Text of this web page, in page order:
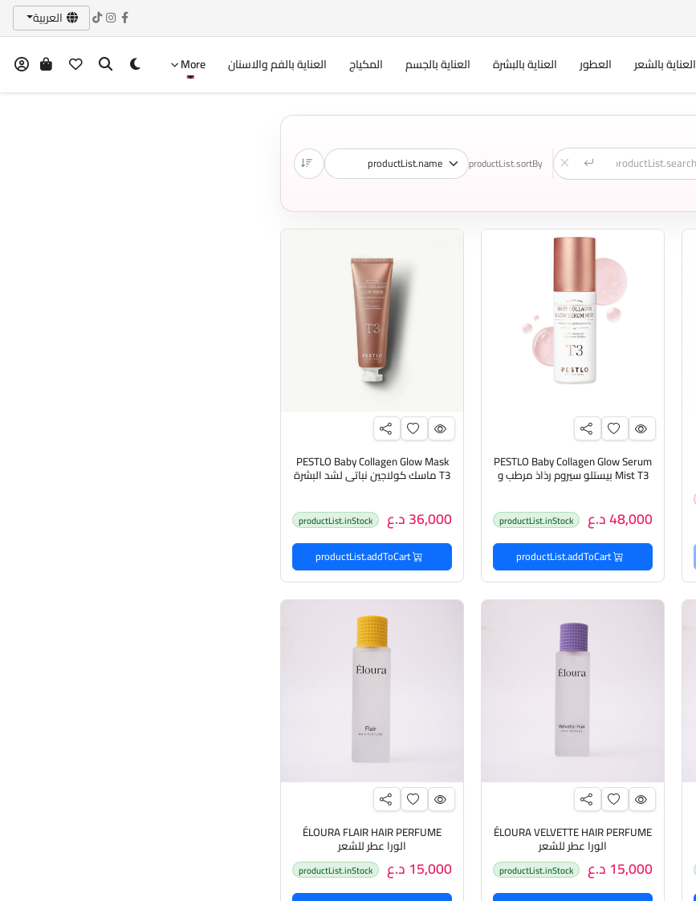
العربية
العناية بالشعر العطور العناية بالبشرة العناية بالجسم المكياج العناية بالفم والاسنان More
productList.sortBy
PESTLO Baby Collagen Glow Serum
Mist T3 بيستلو سيروم رذاذ مرطب و
منعم للبشرة
48,000 د.ع productList.inStock
productList.addToCart
PESTLO Baby Collagen Glow Mask
T3 ماسك كولاجين نباتي لشد البشرة
36,000 د.ع productList.inStock
productList.addToCart
ÉLOURA VELVETTE HAIR PERFUME
الورا عطر للشعر
15,000 د.ع productList.inStock
ÉLOURA FLAIR HAIR PERFUME
الورا عطر للشعر
15,000 د.ع productList.inStock